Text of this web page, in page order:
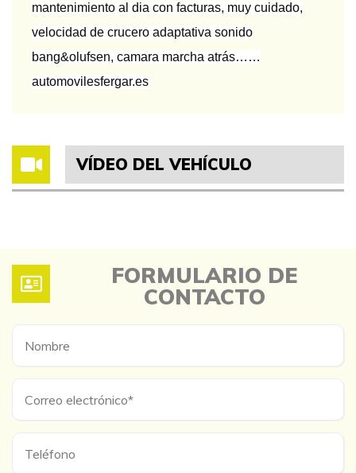
mantenimiento al dia con facturas, muy cuidado,
velocidad de crucero adaptativa sonido
bang&olufsen, camara marcha atrás……
automovilesfergar.es
VÍDEO DEL VEHÍCULO
FORMULARIO DE
CONTACTO